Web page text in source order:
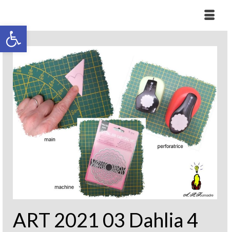
Ouvrir la barre d’outils
ART 2021 03 Dahlia 4